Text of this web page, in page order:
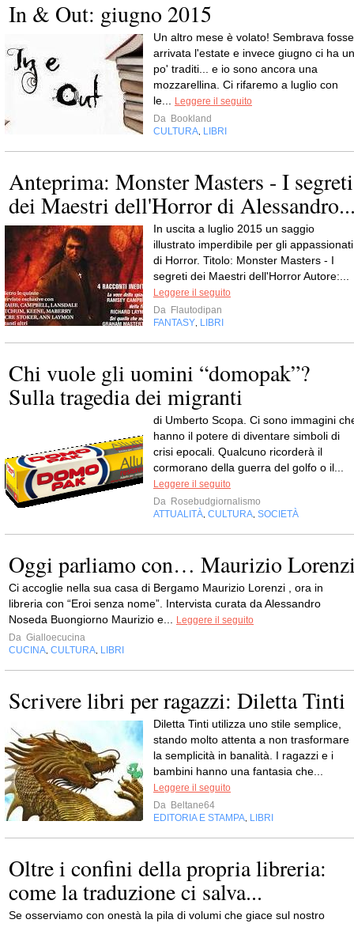
In & Out: giugno 2015
Un altro mese è volato! Sembrava fosse
arrivata l'estate e invece giugno ci ha un
po' traditi... e io sono ancora una
mozzarellina. Ci rifaremo a luglio con
le...
Leggere il seguito
Da Bookland
CULTURA LIBRI
Anteprima: Monster Masters - I segreti
dei Maestri dell'Horror di
In uscita a luglio 2015 un saggio
illustrato imperdibile per gli appassionati
di Horror. Titolo: Monster Masters - I
segreti dei Maestri dell'Horror Autore:...
Leggere il seguito
Da Flautodipan
FANTASY LIBRI
Chi vuole gli uomini “domopak”?
Sulla tragedia dei migranti
di Umberto Scopa. Ci sono immagini
hanno il potere di diventare simboli di
crisi epocali. Qualcuno ricorderà il
cormorano della guerra del golfo o il...
Leggere il seguito
Da Rosebudgiornalismo
ATTUALITÀ CULTURA SOCIETÀ
Oggi parliamo con… Maurizio
Ci accoglie nella sua casa di Bergamo Maurizio Lorenzi , ora in
libreria con “Eroi senza nome”. Intervista curata da Alessandro
Noseda Buongiorno Maurizio e...
Leggere il seguito
Da Gialloecucina
CUCINA CULTURA LIBRI
Scrivere libri per ragazzi: Diletta Tinti
Diletta Tinti utilizza uno stile semplice,
stando molto attenta a non trasformare
la semplicità in banalità. I ragazzi e i
bambini hanno una fantasia che...
Leggere il seguito
Da Beltane64
EDITORIA E STAMPA LIBRI
Oltre i confini della propria libreria:
come la traduzione ci salva...
Se osserviamo con onestà la pila di volumi che giace sul nostro